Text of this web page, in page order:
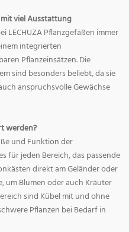
viel Ausstattung
LECHUZA Pflanzgefäßen immer
integrierten
Pflanzeinsätzen. Die
sind besonders beliebt, da sie
anspruchsvolle Gewächse
werden?
und Funktion der
für jeden Bereich, das passende
direkt am Geländer oder
um Blumen oder auch Kräuter
sind Kübel mit und ohne
Pflanzen bei Bedarf in